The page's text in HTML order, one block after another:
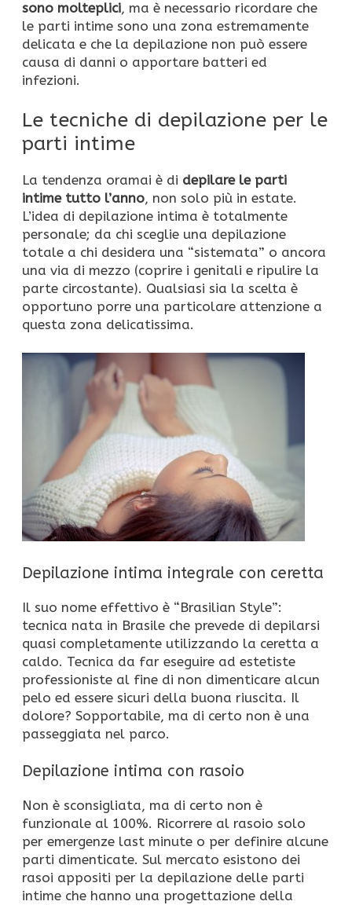
sono molteplici, ma è necessario ricordare che
le parti intime sono una zona estremamente
delicata e che la depilazione non può essere
causa di danni o apportare batteri ed
infezioni.
Le tecniche di depilazione per le
parti intime
La tendenza oramai è di depilare le parti
intime tutto l’anno, non solo più in estate.
L’idea di depilazione intima è totalmente
personale; da chi sceglie una depilazione
totale a chi desidera una “sistemata” o ancora
una via di mezzo (coprire i genitali e ripulire la
parte circostante). Qualsiasi sia la scelta è
opportuno porre una particolare attenzione a
questa zona delicatissima.
Depilazione intima integrale con ceretta
Il suo nome effettivo è “Brasilian Style”:
tecnica nata in Brasile che prevede di depilarsi
quasi completamente utilizzando la ceretta a
caldo. Tecnica da far eseguire ad estetiste
professioniste al fine di non dimenticare alcun
pelo ed essere sicuri della buona riuscita. Il
dolore? Sopportabile, ma di certo non è una
passeggiata nel parco.
Depilazione intima con rasoio
Non è sconsigliata, ma di certo non è
funzionale al 100%. Ricorrere al rasoio solo
per emergenze last minute o per definire alcune
parti dimenticate. Sul mercato esistono dei
rasoi appositi per la depilazione delle parti
intime che hanno una progettazione della